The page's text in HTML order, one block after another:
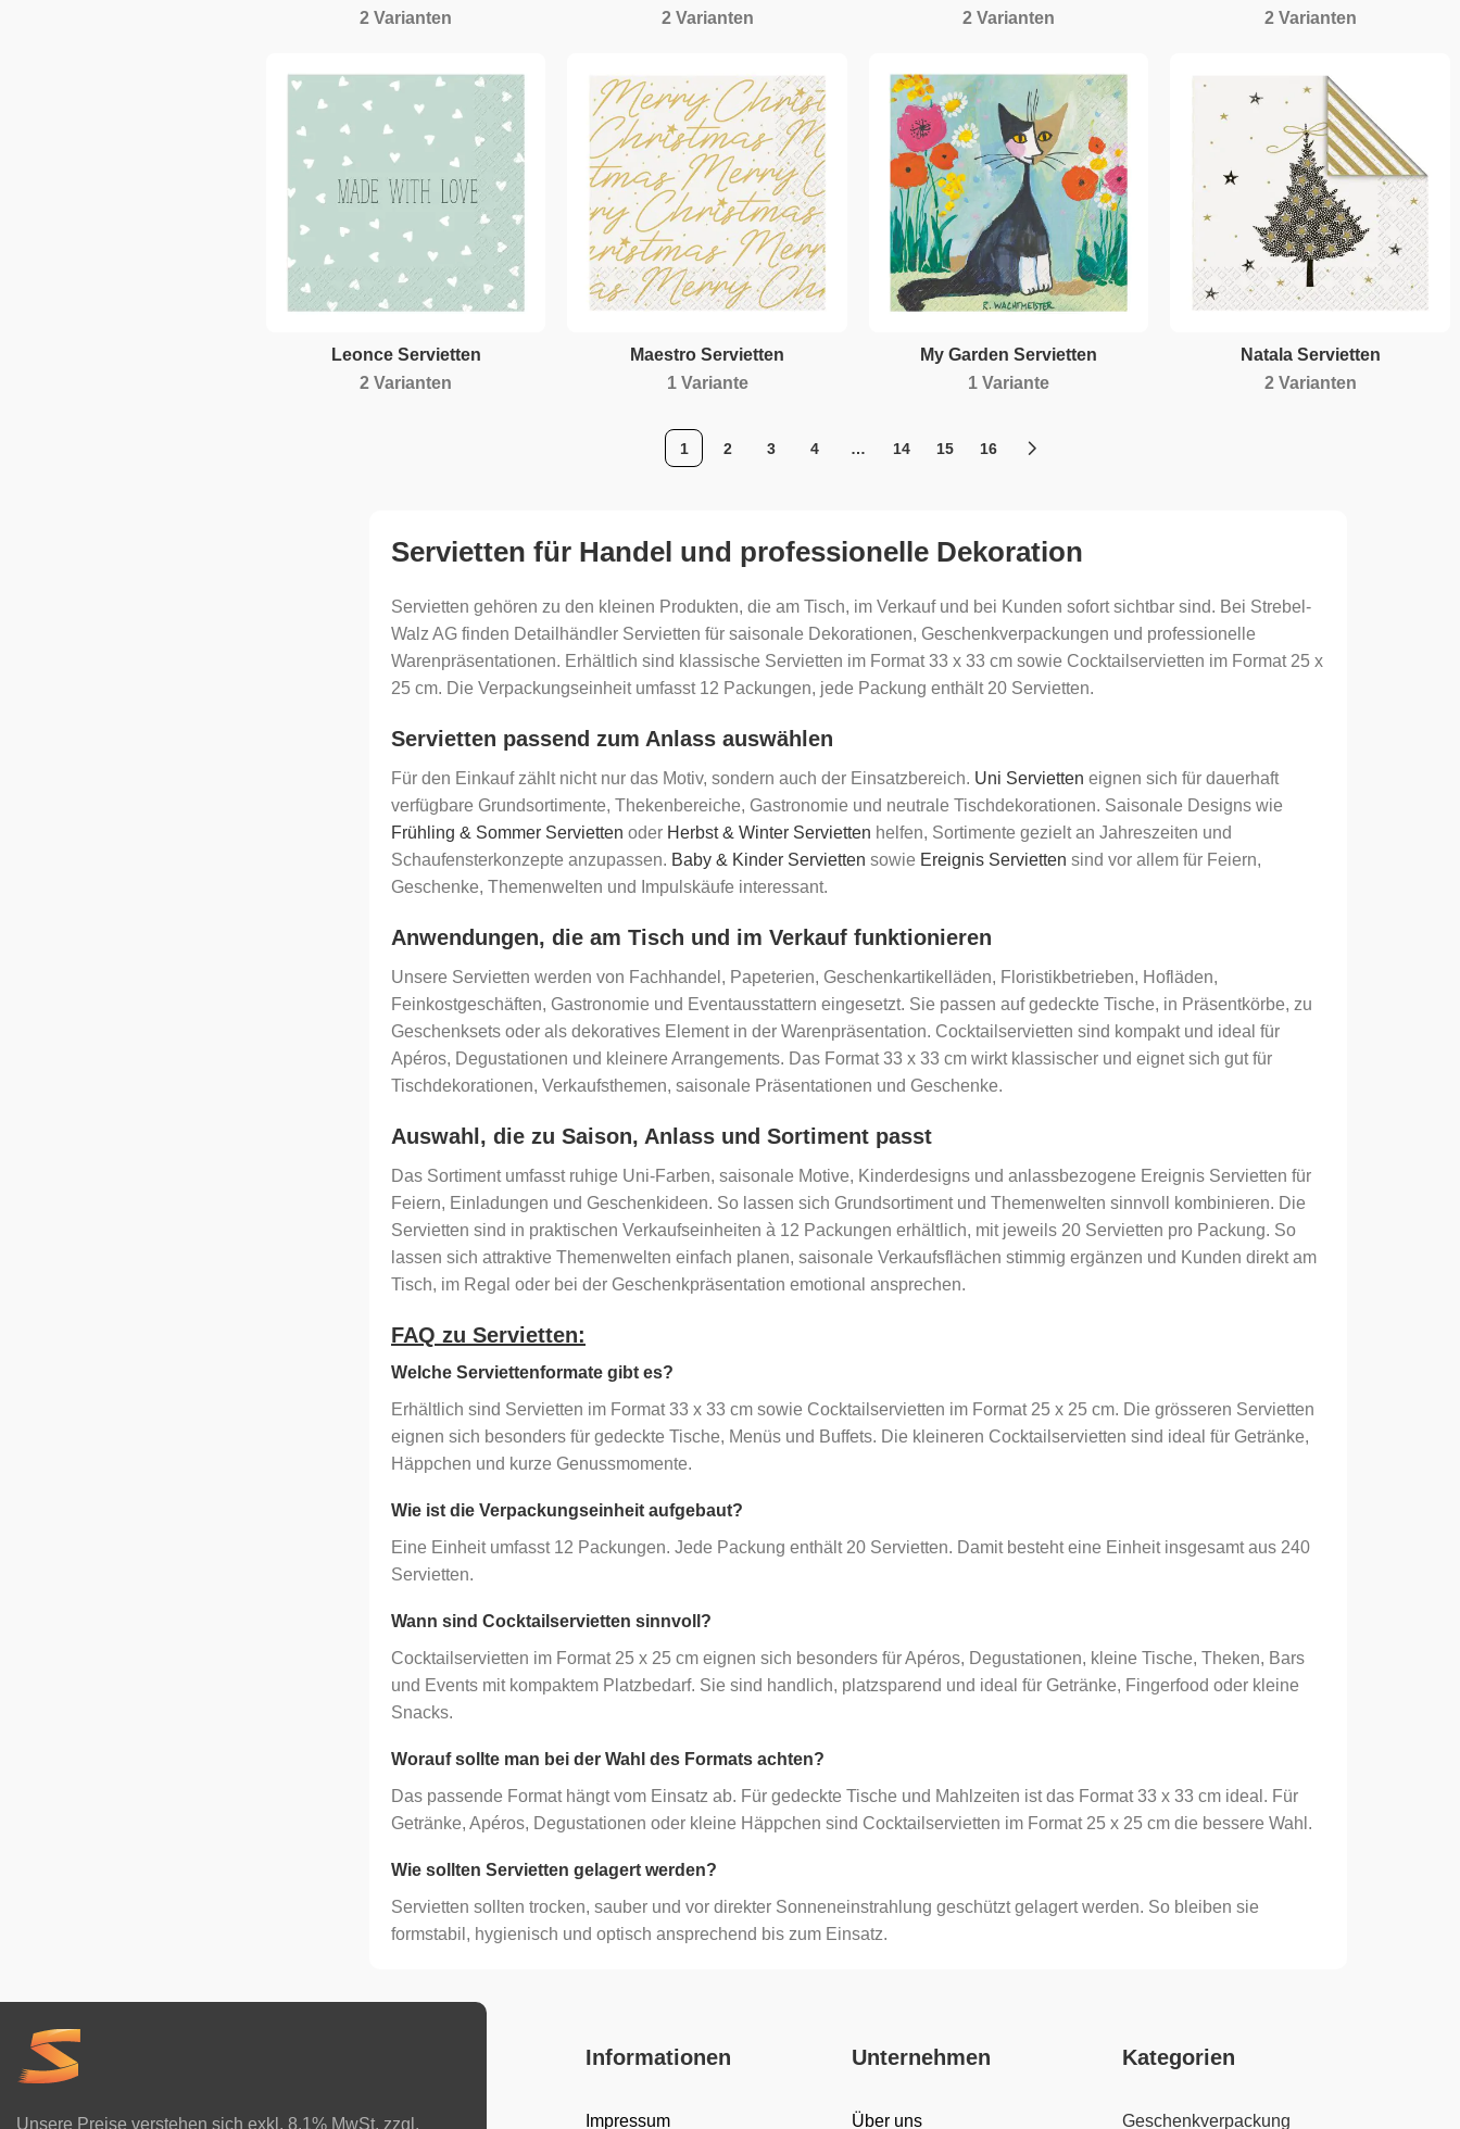
2 Varianten
2 Varianten
2 Varianten
2 Varianten
Leonce Servietten
2 Varianten
Maestro Servietten
1 Variante
My Garden Servietten
1 Variante
Natala Servietten
2 Varianten
1 2 3 4 … 14 15 16
Servietten für Handel und professionelle Dekoration
Servietten gehören zu den kleinen Produkten, die am Tisch, im Verkauf und bei Kunden sofort sichtbar sind. Bei Strebel-
Walz AG finden Detailhändler Servietten für saisonale Dekorationen, Geschenkverpackungen und professionelle
Warenpräsentationen. Erhältlich sind klassische Servietten im Format 33 x 33 cm sowie Cocktailservietten im Format 25 x
25 cm. Die Verpackungseinheit umfasst 12 Packungen, jede Packung enthält 20 Servietten.
Servietten passend zum Anlass auswählen
Für den Einkauf zählt nicht nur das Motiv, sondern auch der Einsatzbereich. Uni Servietten eignen sich für dauerhaft
verfügbare Grundsortimente, Thekenbereiche, Gastronomie und neutrale Tischdekorationen. Saisonale Designs wie
Frühling & Sommer Servietten oder Herbst & Winter Servietten helfen, Sortimente gezielt an Jahreszeiten und
Schaufensterkonzepte anzupassen. Baby & Kinder Servietten sowie Ereignis Servietten sind vor allem für Feiern,
Geschenke, Themenwelten und Impulskäufe interessant.
Anwendungen, die am Tisch und im Verkauf funktionieren
Unsere Servietten werden von Fachhandel, Papeterien, Geschenkartikelläden, Floristikbetrieben, Hofläden,
Feinkostgeschäften, Gastronomie und Eventausstattern eingesetzt. Sie passen auf gedeckte Tische, in Präsentkörbe, zu
Geschenksets oder als dekoratives Element in der Warenpräsentation. Cocktailservietten sind kompakt und ideal für
Apéros, Degustationen und kleinere Arrangements. Das Format 33 x 33 cm wirkt klassischer und eignet sich gut für
Tischdekorationen, Verkaufsthemen, saisonale Präsentationen und Geschenke.
Auswahl, die zu Saison, Anlass und Sortiment passt
Das Sortiment umfasst ruhige Uni-Farben, saisonale Motive, Kinderdesigns und anlassbezogene Ereignis Servietten für
Feiern, Einladungen und Geschenkideen. So lassen sich Grundsortiment und Themenwelten sinnvoll kombinieren. Die
Servietten sind in praktischen Verkaufseinheiten à 12 Packungen erhältlich, mit jeweils 20 Servietten pro Packung. So
lassen sich attraktive Themenwelten einfach planen, saisonale Verkaufsflächen stimmig ergänzen und Kunden direkt am
Tisch, im Regal oder bei der Geschenkpräsentation emotional ansprechen.
FAQ zu Servietten:
Welche Serviettenformate gibt es?
Erhältlich sind Servietten im Format 33 x 33 cm sowie Cocktailservietten im Format 25 x 25 cm. Die grösseren Servietten
eignen sich besonders für gedeckte Tische, Menüs und Buffets. Die kleineren Cocktailservietten sind ideal für Getränke,
Häppchen und kurze Genussmomente.
Wie ist die Verpackungseinheit aufgebaut?
Eine Einheit umfasst 12 Packungen. Jede Packung enthält 20 Servietten. Damit besteht eine Einheit insgesamt aus 240
Servietten.
Wann sind Cocktailservietten sinnvoll?
Cocktailservietten im Format 25 x 25 cm eignen sich besonders für Apéros, Degustationen, kleine Tische, Theken, Bars
und Events mit kompaktem Platzbedarf. Sie sind handlich, platzsparend und ideal für Getränke, Fingerfood oder kleine
Snacks.
Worauf sollte man bei der Wahl des Formats achten?
Das passende Format hängt vom Einsatz ab. Für gedeckte Tische und Mahlzeiten ist das Format 33 x 33 cm ideal. Für
Getränke, Apéros, Degustationen oder kleine Häppchen sind Cocktailservietten im Format 25 x 25 cm die bessere Wahl.
Wie sollten Servietten gelagert werden?
Servietten sollten trocken, sauber und vor direkter Sonneneinstrahlung geschützt gelagert werden. So bleiben sie
formstabil, hygienisch und optisch ansprechend bis zum Einsatz.
Unsere Preise verstehen sich exkl. 8.1% MwSt. zzgl.
Informationen
Impressum
Unternehmen
Über uns
Kategorien
Geschenkverpackung